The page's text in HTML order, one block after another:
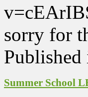
sorry for
Published
Summer School